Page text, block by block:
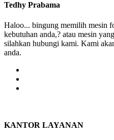
Tedhy Prabama
Haloo... bingung memilih mesin
kebutuhan anda,? atau mesin
silahkan hubungi kami. Kami
anda.
KANTOR LAYANAN